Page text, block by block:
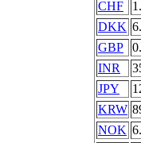
CHF
DKK
GBP
INR
JPY
KRW
NOK